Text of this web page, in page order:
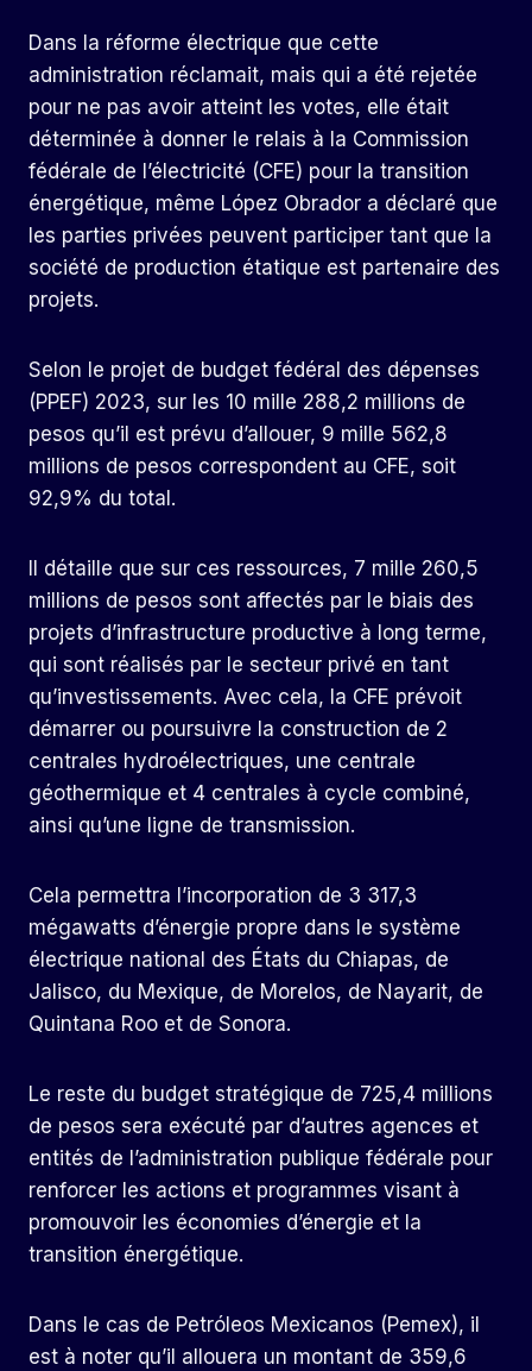
Dans la réforme électrique que cette
administration réclamait, mais qui a été rejetée
pour ne pas avoir atteint les votes, elle était
déterminée à donner le relais à la Commission
fédérale de l’électricité (CFE) pour la transition
énergétique, même López Obrador a déclaré que
les parties privées peuvent participer tant que la
société de production étatique est partenaire des
projets.
Selon le projet de budget fédéral des dépenses
(PPEF) 2023, sur les 10 mille 288,2 millions de
pesos qu’il est prévu d’allouer, 9 mille 562,8
millions de pesos correspondent au CFE, soit
92,9% du total.
Il détaille que sur ces ressources, 7 mille 260,5
millions de pesos sont affectés par le biais des
projets d’infrastructure productive à long terme,
qui sont réalisés par le secteur privé en tant
qu’investissements. Avec cela, la CFE prévoit
démarrer ou poursuivre la construction de 2
centrales hydroélectriques, une centrale
géothermique et 4 centrales à cycle combiné,
ainsi qu’une ligne de transmission.
Cela permettra l’incorporation de 3 317,3
mégawatts d’énergie propre dans le système
électrique national des États du Chiapas, de
Jalisco, du Mexique, de Morelos, de Nayarit, de
Quintana Roo et de Sonora.
Le reste du budget stratégique de 725,4 millions
de pesos sera exécuté par d’autres agences et
entités de l’administration publique fédérale pour
renforcer les actions et programmes visant à
promouvoir les économies d’énergie et la
transition énergétique.
Dans le cas de Petróleos Mexicanos (Pemex), il
est à noter qu’il allouera un montant de 359,6